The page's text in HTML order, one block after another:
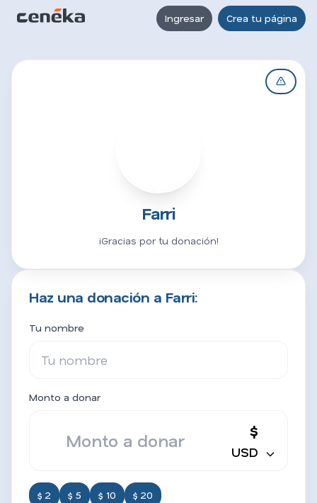
Ingresar Crea tu página
Farri
¡Gracias por tu donación!
Haz una donación a Farri:
Tu nombre
Monto a donar
$
USD
$ 2 $ 5 $ 10 $ 20